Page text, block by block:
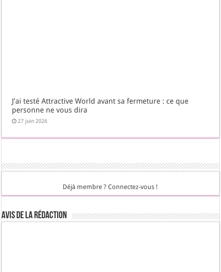
J’ai testé Attractive World avant sa fermeture : ce que
personne ne vous dira
27 juin 2026
Déjà membre ? Connectez-vous !
Avis de la rédaction